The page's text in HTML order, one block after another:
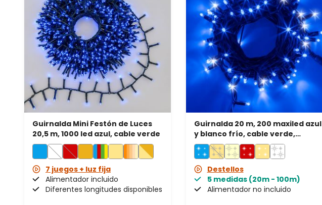
Guirnalda Mini Festón de Luces
20,5 m, 1000 led azul, cable verde
7 juegos + luz fija
Alimentador incluido
Diferentes longitudes disponibles
Guirnalda 20 m, 200 maxiled azul
y blanco frío, cable verde,
prolongable, IP67
Destellos
5 medidas (20m - 100m)
Alimentador no incluido